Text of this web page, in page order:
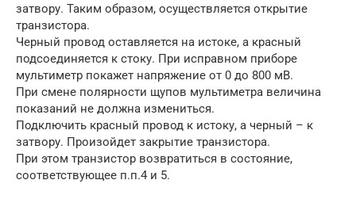
затвору. Таким образом, осуществляется открытие
транзистора.
Черный провод оставляется на истоке, а красный
подсоединяется к стоку. При исправном приборе
мультиметр покажет напряжение от 0 до 800 мВ.
При смене полярности щупов мультиметра величина
показаний не должна измениться.
Подключить красный провод к истоку, а черный – к
затвору. Произойдет закрытие транзистора.
При этом транзистор возвратиться в состояние,
соответствующее п.п.4 и 5.